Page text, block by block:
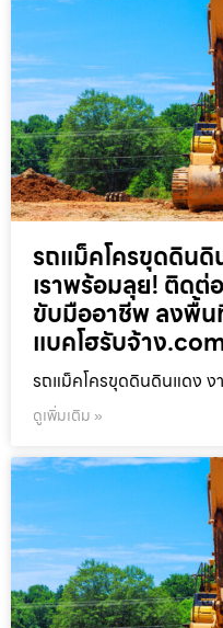
รถแม็คโครขุดดินดิ
เราพร้อมลุย! ติดต่
ขับมืออาชีพ ลงพื้น
แบคโฮรับจ้าง
รถแม็คโครขุดดินดินแดง ง
ดูเพิ่มเติม »